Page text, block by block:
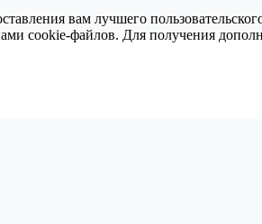
вам лучшего
cookie-файлов. Для получения